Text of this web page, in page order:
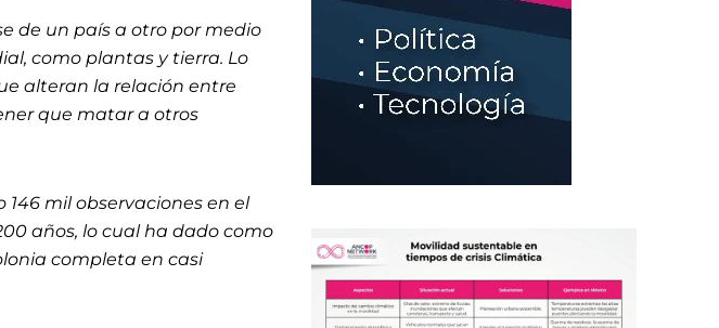
de un país a otro por medio
como plantas y tierra. Lo
alteran la relación entre
que matar a otros
mil observaciones en el
años, lo cual ha dado como
completa en casi